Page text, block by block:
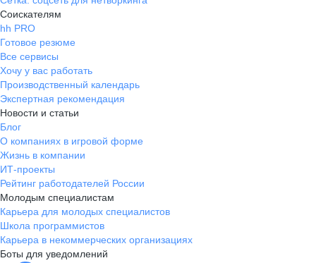
Соискателям
hh PRO
Готовое резюме
Все сервисы
Хочу у вас работать
Производственный календарь
Экспертная рекомендация
Новости и статьи
Блог
О компаниях в игровой форме
Жизнь в компании
ИТ-проекты
Рейтинг работодателей России
Молодым специалистам
Карьера для молодых специалистов
Школа программистов
Карьера в некоммерческих организациях
Боты для уведомлений